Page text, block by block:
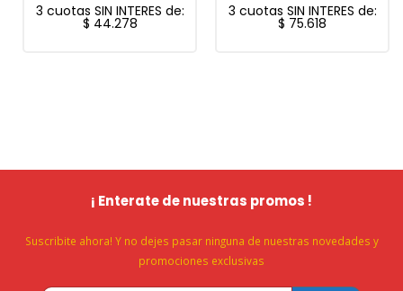
3 cuotas SIN INTERES de:
$ 44.278
3 cuotas SIN INTERES de:
$ 75.618
¡ Enterate de nuestras promos !
Suscribite ahora! Y no dejes pasar ninguna de nuestras novedades y
promociones exclusivas